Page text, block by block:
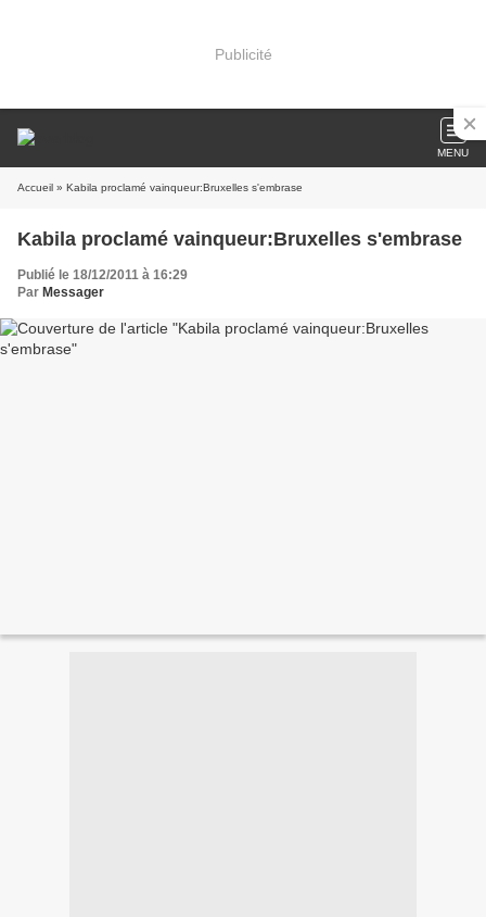
Publicité
MENU
Accueil » Kabila proclamé vainqueur:Bruxelles s'embrase
Kabila proclamé vainqueur:Bruxelles s'embrase
Publié le 18/12/2011 à 16:29
Par Messager